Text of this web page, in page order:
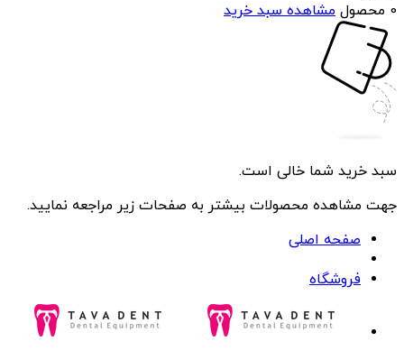
0 محصول
مشاهده سبد خرید
سبد خرید شما خالی است.
جهت مشاهده محصولات بیشتر به صفحات زیر مراجعه نمایید.
صفحه اصلی
فروشگاه